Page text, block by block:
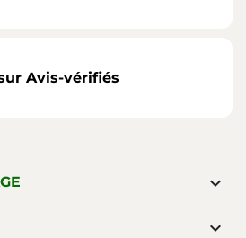
Avis-vérifiés

